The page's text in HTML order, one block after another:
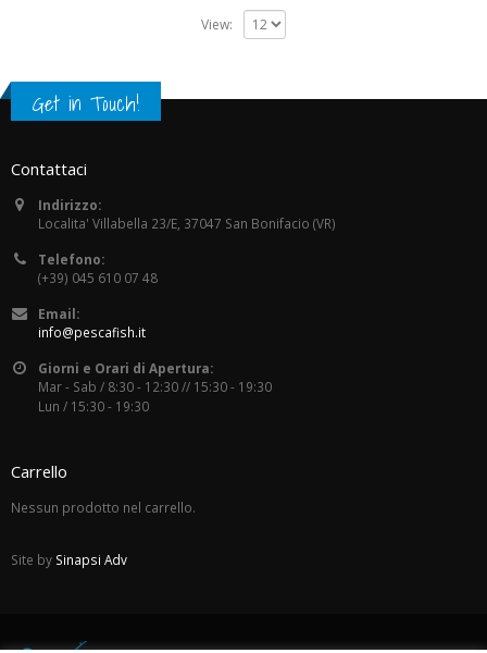
View:
Get in Touch!
Contattaci
Indirizzo:
Localita' Villabella 23/E, 37047 San Bonifacio (VR)
Telefono:
(+39) 045 610 07 48
Email:
info@pescafish.it
Giorni e Orari di Apertura:
Mar - Sab / 8:30 - 12:30 // 15:30 - 19:30
Lun / 15:30 - 19:30
Carrello
Nessun prodotto nel carrello.
Site by Sinapsi Adv